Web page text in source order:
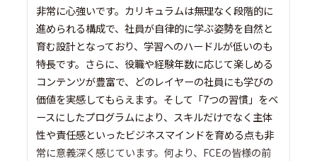
非常に心強いです。カリキュラムは無理なく段階的に
進められる構成で、社員が自律的に学ぶ姿勢を自然と
育む設計となっており、学習へのハードルが低いのも
特長です。さらに、役職や経験年数に応じて楽しめる
コンテンツが豊富で、どのレイヤーの社員にも学びの
価値を実感してもらえます。そして「7つの習慣」をベ
ースにしたプログラムにより、スキルだけでなく主体
性や責任感といったビジネスマインドを育める点も非
常に意義深く感じています。何より、FCEの皆様の前